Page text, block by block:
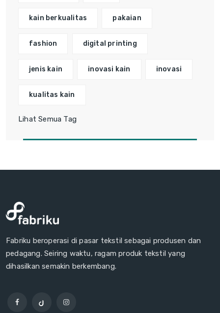
kain berkualitas pakaian
fashion digital printing
jenis kain inovasi kain inovasi
kualitas kain
Lihat Semua Tag
Fabriku beroperasi di pasar tekstil sebagai produsen dan
pedagang. Seiring waktu, ragam produk tekstil yang
dihasilkan semakin berkembang.